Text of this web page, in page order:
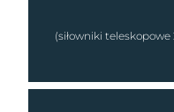
(siłowniki teleskopowe